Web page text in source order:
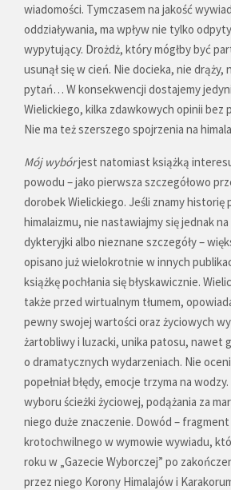
wiadomości. Tymczasem na jakość
oddziaływania, ma wpływ nie tylko
wypytujący. Drożdż, który mógłby być
usunął się w cień. Nie docieka, nie drąży,
pytań… W konsekwencji dostajemy
Wielickiego, kilka zdawkowych opinii bez
Nie ma też szerszego spojrzenia na
Mój wybórjest natomiast książką
powodu – jako pierwsza szczegółowo
dorobek Wielickiego. Jeśli znamy historię
himalaizmu, nie nastawiajmy się jednak
dykteryjki albo nieznane szczegóły –
opisano już wielokrotnie w innych
książkę pochłania się błyskawicznie.
także przed wirtualnym tłumem,
pewny swojej wartości oraz życiowych
żartobliwy i luzacki, unika patosu, nawet
o dramatycznych wydarzeniach. Nie
popełniał błędy, emocje trzyma na
wyboru ścieżki życiowej, podążania za
niego duże znaczenie. Dowód –
krotochwilnego w wymowie wywiadu,
roku w „Gazecie Wyborczej” po
przez niego Korony Himalajów i